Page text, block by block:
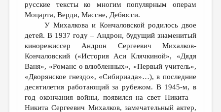
русские тексты ко многим популярным операм
Моцарта, Верди, Массне, Дебюсси.
У Михалкова и Кончаловской родилось двое
детей. В 1937 году – Андрон, будущий знаменитый
кинорежиссер Андрон Сергеевич Михалков-
Кончаловский («История Аси Клячкиной», «Дядя
Ваня», «Романс о влюбленных», «Первый учитель»,
«Дворянское гнездо», «Сибириада»…), в последние
десятилетия работающий за рубежом. В 1945-м, в
год окончания войны, появился на свет Никита –
Никита Сергеевич Михалков, замечательный актер,